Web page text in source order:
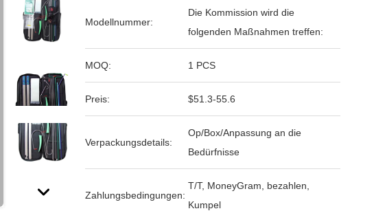
Modellnummer:
Die Kommission wird die
folgenden Maßnahmen treffen:
MOQ: 1 PCS
Preis: $51.3-55.6
Verpackungsdetails:
Op/Box/Anpassung an die
Bedürfnisse
Zahlungsbedingungen:
T/T, MoneyGram, bezahlen,
Kumpel